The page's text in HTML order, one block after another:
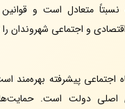
متعادل است و
و اجتماعی شهروندان
اجتماعی پیشرفته بهره‌مند
اصلی دولت است.